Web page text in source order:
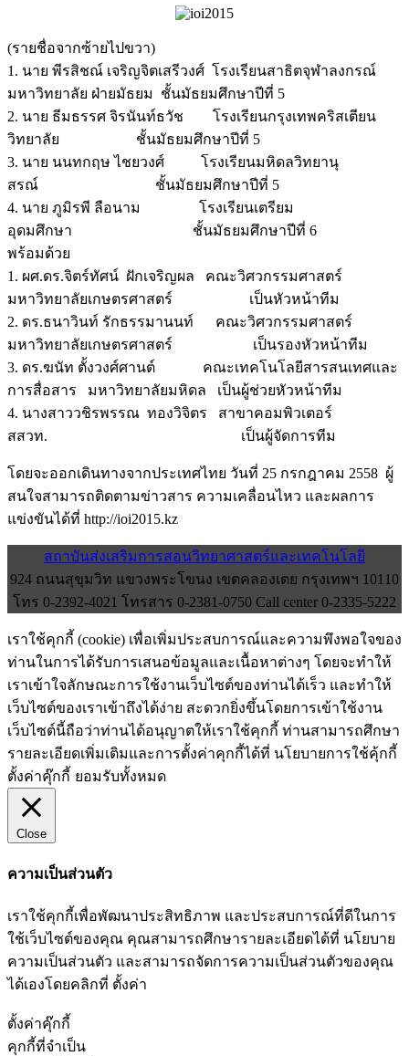
(รายชื่อจากซ้ายไปขวา)
1. นาย พีรสิชณ์ เจริญจิตเสรีวงศ์ โรงเรียนสาธิตจุฬาลงกรณ์
มหาวิทยาลัย ฝ่ายมัธยม ชั้นมัธยมศึกษาปีที่ 5
2. นาย ธีมธรรศ จิรนันท์ธวัช โรงเรียนกรุงเทพคริสเตียน
วิทยาลัย ชั้นมัธยมศึกษาปีที่ 5
3. นาย นนทกฤษ ไชยวงศ์ โรงเรียนมหิดลวิทยานุ
สรณ์ ชั้นมัธยมศึกษาปีที่ 5
4. นาย ภูมิรพี ลือนาม โรงเรียนเตรียม
อุดมศึกษา ชั้นมัธยมศึกษาปีที่ 6
พร้อมด้วย
1. ผศ.ดร.จิตร์ทัศน์ ฝักเจริญผล คณะวิศวกรรมศาสตร์
มหาวิทยาลัยเกษตรศาสตร์ เป็นหัวหน้าทีม
2. ดร.ธนาวินท์ รักธรรมานนท์ คณะวิศวกรรมศาสตร์
มหาวิทยาลัยเกษตรศาสตร์ เป็นรองหัวหน้าทีม
3. ดร.ฆนัท ตั้งวงศ์ศานต์ คณะเทคโนโลยีสารสนเทศและ
การสื่อสาร มหาวิทยาลัยมหิดล เป็นผู้ช่วยหัวหน้าทีม
4. นางสาววชิรพรรณ ทองวิจิตร สาขาคอมพิวเตอร์
สสวท. เป็นผู้จัดการทีม
โดยจะออกเดินทางจากประเทศไทย วันที่ 25 กรกฎาคม 2558 ผู้
สนใจสามารถติดตามข่าวสาร ความเคลื่อนไหว และผลการ
แข่งขันได้ที่ http://ioi2015.kz
สถาบันส่งเสริมการสอนวิทยาศาสตร์และเทคโนโลยี
924 ถนนสุขุมวิท แขวงพระโขนง เขตคลองเตย กรุงเทพฯ 10110
โทร 0-2392-4021 โทรสาร 0-2381-0750 Call center 0-2335-5222
เราใช้คุกกี้ (cookie) เพื่อเพิ่มประสบการณ์และความพึงพอใจของ
ท่านในการได้รับการเสนอข้อมูลและเนื้อหาต่างๆ โดยจะทำให้
เราเข้าใจลักษณะการใช้งานเว็บไซต์ของท่านได้เร็ว และทำให้
เว็บไซต์ของเราเข้าถึงได้ง่าย สะดวกยิ่งขึ้นโดยการเข้าใช้งาน
เว็บไซต์นี้ถือว่าท่านได้อนุญาตให้เราใช้คุกกี้ ท่านสามารถศึกษา
รายละเอียดเพิ่มเติมและการตั้งค่าคุกกี้ได้ที่ นโยบายการใช้คุ้กกี้
ตั้งค่าคุ๊กกี้ ยอมรับทั้งหมด
Close
ความเป็นส่วนตัว
เราใช้คุกกี้เพื่อพัฒนาประสิทธิภาพ และประสบการณ์ที่ดีในการ
ใช้เว็บไซต์ของคุณ คุณสามารถศึกษารายละเอียดได้ที่ นโยบาย
ความเป็นส่วนตัว และสามารถจัดการความเป็นส่วนตัวของคุณ
ได้เองโดยคลิกที่ ตั้งค่า
ตั้งค่าคุ๊กกี้
คุกกี้ที่จำเป็น